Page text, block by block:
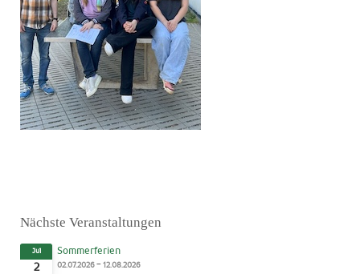
Nächste Veranstaltungen
2
Jul Sommerferien
02.07.2026-12.08.2026